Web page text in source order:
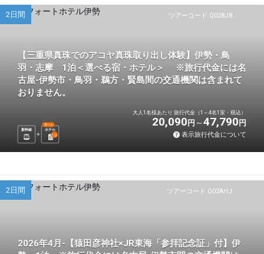
ツアーコード Q028J8
2日間
【三重県真珠でのアコヤ真珠取り出し体験】伊勢・鳥
羽・志摩 1泊＜選べる宿・ホテル＞ ※旅行代金には名
古屋-伊勢市・鳥羽・鵜方・賢島間の交通機関は含まれて
おりません。
新幹線 ホテル
選べる
1 泊
大人1名様あたり 旅行代金（1～4名1室・税込）
20,090 円 47,790 円
表示旅行代金について
ツアーコード Q02AHJ
2日間
2026年4月-【猿田彦神社×JR東海「参拝記念証」付】伊